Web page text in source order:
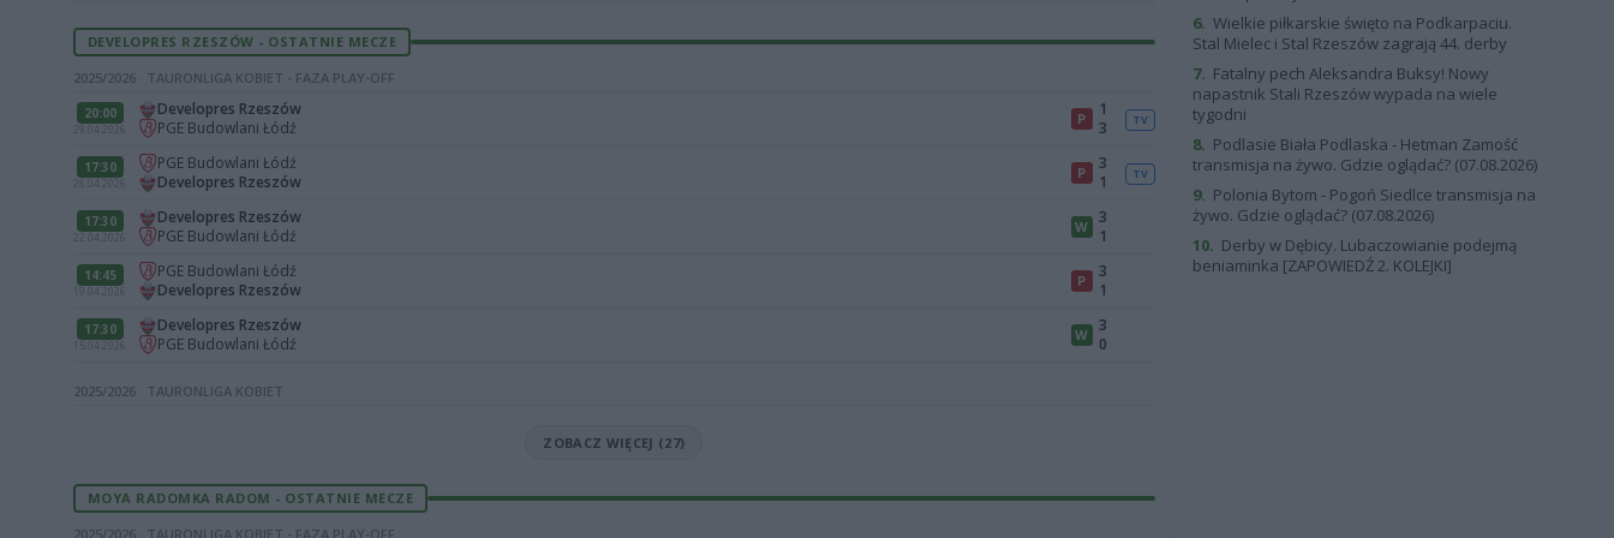
DEVELOPRES RZESZÓW - OSTATNIE MECZE
2025/2026 · TAURONLIGA KOBIET - FAZA PLAY-OFF
20:00
29.04.2026
Developres Rzeszów
PGE Budowlani Łódź
P
1
3
TV
17:30
26.04.2026
PGE Budowlani Łódź
Developres Rzeszów
P
3
1
TV
17:30
22.04.2026
Developres Rzeszów
PGE Budowlani Łódź
W
3
1
14:45
19.04.2026
PGE Budowlani Łódź
Developres Rzeszów
P
3
1
17:30
15.04.2026
Developres Rzeszów
PGE Budowlani Łódź
W
3
0
2025/2026 · TAURONLIGA KOBIET
ZOBACZ WIĘCEJ (27)
MOYA RADOMKA RADOM - OSTATNIE MECZE
2025/2026 · TAURONLIGA KOBIET - FAZA PLAY-OFF
6. Wielkie piłkarskie święto na Podkarpaciu.
Stal Mielec i Stal Rzeszów zagrają 44. derby
7. Fatalny pech Aleksandra Buksy! Nowy
napastnik Stali Rzeszów wypada na wiele
tygodni
8. Podlasie Biała Podlaska - Hetman Zamość
transmisja na żywo. Gdzie oglądać? (07.08.2026)
9. Polonia Bytom - Pogoń Siedlce transmisja na
żywo. Gdzie oglądać? (07.08.2026)
10. Derby w Dębicy. Lubaczowianie podejmą
beniaminka [ZAPOWIEDŹ 2. KOLEJKI]